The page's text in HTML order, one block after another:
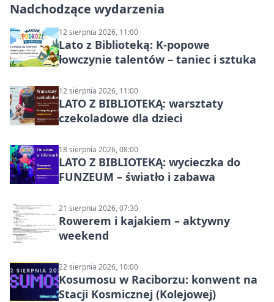
Nadchodzące wydarzenia
12 sierpnia 2026, 11:00
Lato z Biblioteką: K-popowe
łowczynie talentów – taniec i sztuka
12 sierpnia 2026, 11:00
LATO Z BIBLIOTEKĄ: warsztaty
czekoladowe dla dzieci
18 sierpnia 2026, 08:00
LATO Z BIBLIOTEKĄ: wycieczka do
FUNZEUM – światło i zabawa
21 sierpnia 2026, 07:30
Rowerem i kajakiem – aktywny
weekend
22 sierpnia 2026, 10:00
Kosumosu w Raciborzu: konwent na
Stacji Kosmicznej (Kolejowej)